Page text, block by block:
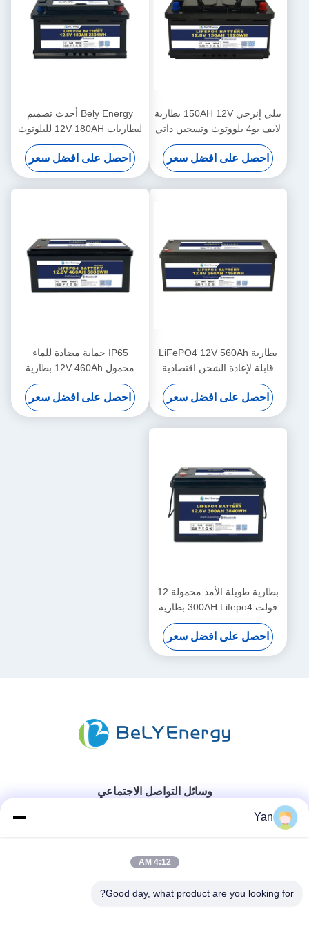
بيلي إنرجي 150AH 12V بطارية
لايف بو4 بلووتوث وتسخين ذاتي
لـ ياكيت الطبية
احصل على افضل سعر
Bely Energy أحدث تصميم
لبطاريات 12V 180AH للبلوتوث
لمحطة قاعدة تخزين الطاقة
UPS RV
احصل على افضل سعر
بطارية LiFePO4 12V 560Ah
قابلة لإعادة الشحن اقتصادية
5000 دورة 12v Lifepo4 بطارية
احصل على افضل سعر
IP65 حماية مضادة للماء
محمول 12V 460Ah بطارية
LiFePo4 طويلة العمر للمشروع
احصل على افضل سعر
بطارية طويلة الأمد محمولة 12
فولت 300AH Lifepo4 بطارية
جديدة من الدرجة A الخلايا حياة
دورة طويلة
احصل على افضل سعر
وسائل التواصل الاجتماعي
86-20-82038494
Yan
4:12 AM
Good day, what product are you looking for?